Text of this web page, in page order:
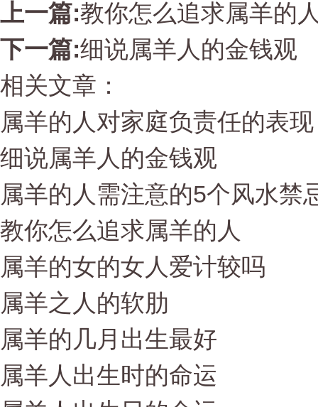
上一篇:教你怎么追求属羊的
下一篇:细说属羊人的金钱观
相关文章：
属羊的人对家庭负责任的表现
细说属羊人的金钱观
属羊的人需注意的5个风水禁
教你怎么追求属羊的人
属羊的女的女人爱计较吗
属羊之人的软肋
属羊的几月出生最好
属羊人出生时的命运